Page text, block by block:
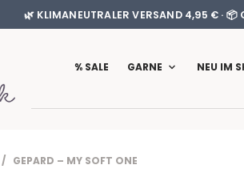
🌿 KLIMANEUTRALER VERSAND 4,95 € ·
% SALE GARNE NEU IM
/ GEPARD – MY SOFT ONE